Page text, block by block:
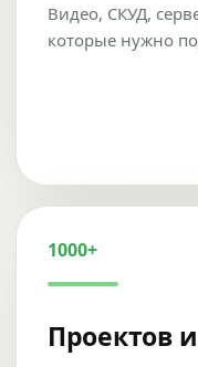
Видео, СКУД,
которые нужно
1000+
Проектов